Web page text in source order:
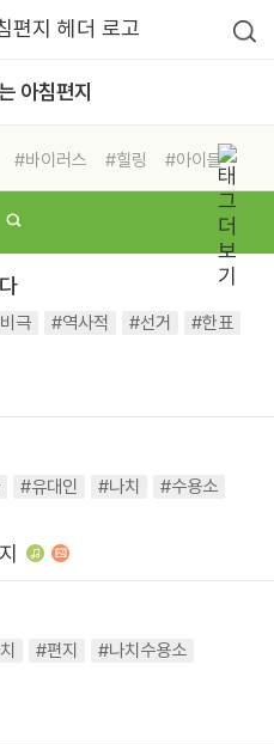
아침편지
#바이러스 #힐링
#아이들
극 #역사적 #선거
#한표
#유대인 #나치
#수용소
#편지
#나치수용소